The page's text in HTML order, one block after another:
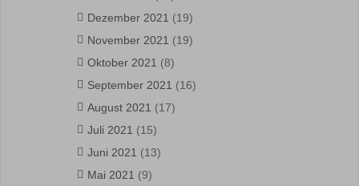
Dezember 2021 (19)
November 2021 (19)
Oktober 2021 (8)
September 2021 (16)
August 2021 (17)
Juli 2021 (15)
Juni 2021 (13)
Mai 2021 (9)